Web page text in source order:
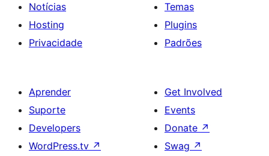
Notícias
Hosting
Privacidade
Temas
Plugins
Padrões
Aprender
Suporte
Developers
WordPress.tv ↗
Get Involved
Events
Donate ↗
Swag ↗